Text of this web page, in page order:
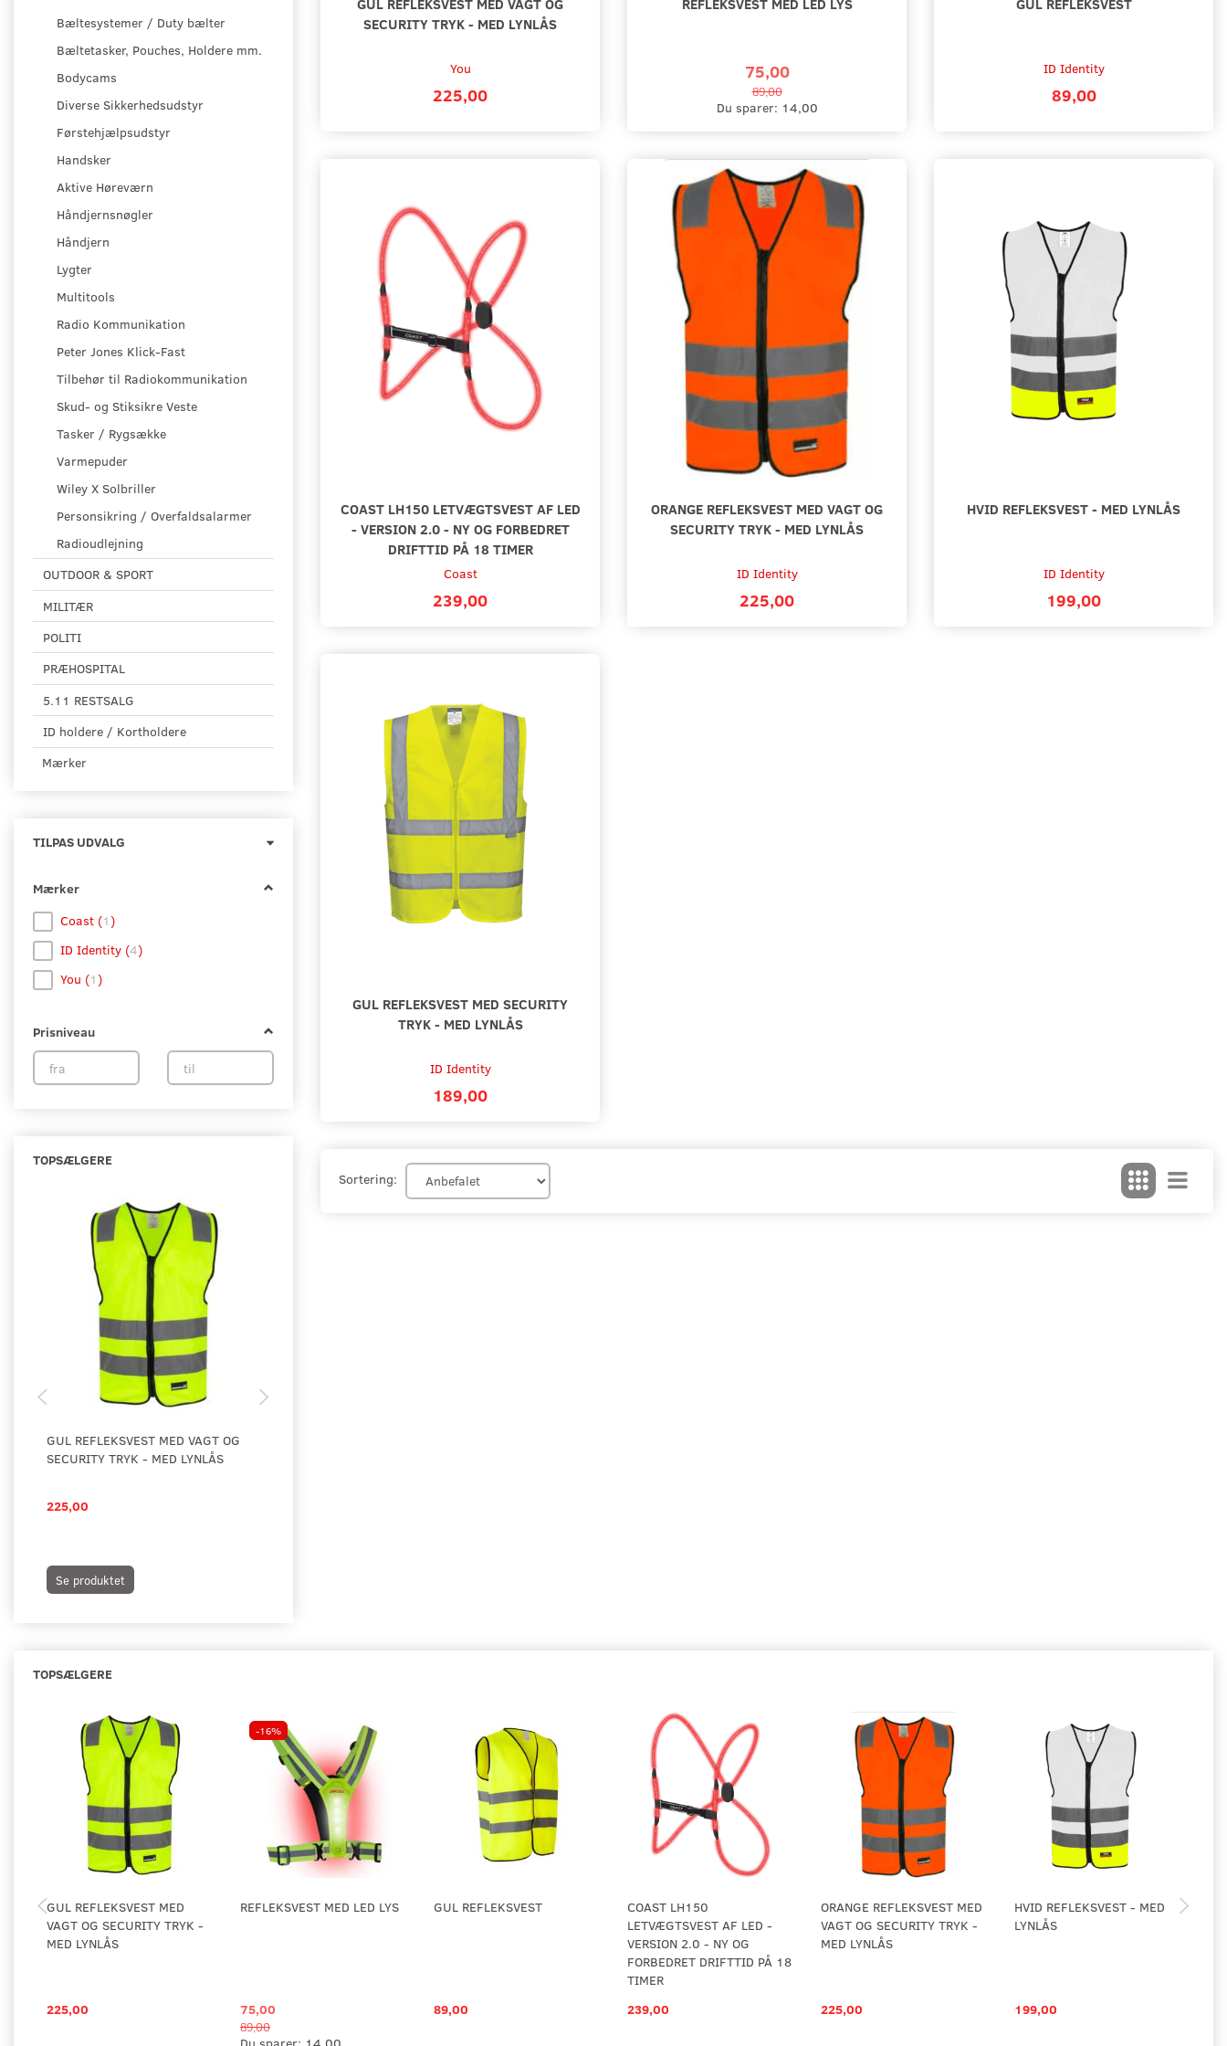
Bæltesystemer / Duty bælter
Bæltetasker, Pouches, Holdere mm.
Bodycams
Diverse Sikkerhedsudstyr
Førstehjælpsudstyr
Handsker
Aktive Høreværn
Håndjernsnøgler
Håndjern
Lygter
Multitools
Radio Kommunikation
Peter Jones Klick-Fast
Tilbehør til Radiokommunikation
Skud- og Stiksikre Veste
Tasker / Rygsække
Varmepuder
Wiley X Solbriller
Personsikring / Overfaldsalarmer
Radioudlejning
OUTDOOR & SPORT
MILITÆR
POLITI
PRÆHOSPITAL
5.11 RESTSALG
ID holdere / Kortholdere
Mærker
TILPAS UDVALG
Mærker
Coast (1)
ID Identity (4)
You (1)
Prisniveau
TOPSÆLGERE
GUL REFLEKSVEST MED VAGT OG
SECURITY TRYK - MED LYNLÅS
225,00
Se produktet
SECURITY TRYK - MED LYNLÅS
You
225,00
75,00
89,00
Du sparer: 14,00
ID Identity
89,00
COAST LH150 LETVÆGTSVEST AF LED
- VERSION 2.0 - NY OG FORBEDRET
DRIFTTID PÅ 18 TIMER
Coast
239,00
ORANGE REFLEKSVEST MED VAGT OG
SECURITY TRYK - MED LYNLÅS
ID Identity
225,00
HVID REFLEKSVEST - MED LYNLÅS
ID Identity
199,00
GUL REFLEKSVEST MED SECURITY
TRYK - MED LYNLÅS
ID Identity
189,00
Sortering:
TOPSÆLGERE
GUL REFLEKSVEST MED
VAGT OG SECURITY TRYK -
MED LYNLÅS
225,00
-16%
REFLEKSVEST MED LED LYS
75,00
89,00
GUL REFLEKSVEST
89,00
COAST LH150
LETVÆGTSVEST AF LED -
VERSION 2.0 - NY OG
FORBEDRET DRIFTTID PÅ 18
TIMER
239,00
ORANGE REFLEKSVEST MED
VAGT OG SECURITY TRYK -
MED LYNLÅS
225,00
HVID REFLEKSVEST - MED
LYNLÅS
199,00